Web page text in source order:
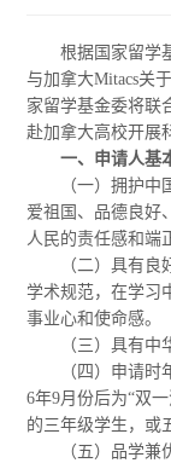
根据国家留学
与加拿大Mitacs关
家留学基金委将联
赴加拿大高校开展
一、申请人基
（一）拥护
爱祖国、品德良好
人民的责任感和端
（二）具有
学术规范，在学习
事业心和使命感。
（三）具有
（四）申请
6年9月份后为“双
的三年级学生，或
（五）品学